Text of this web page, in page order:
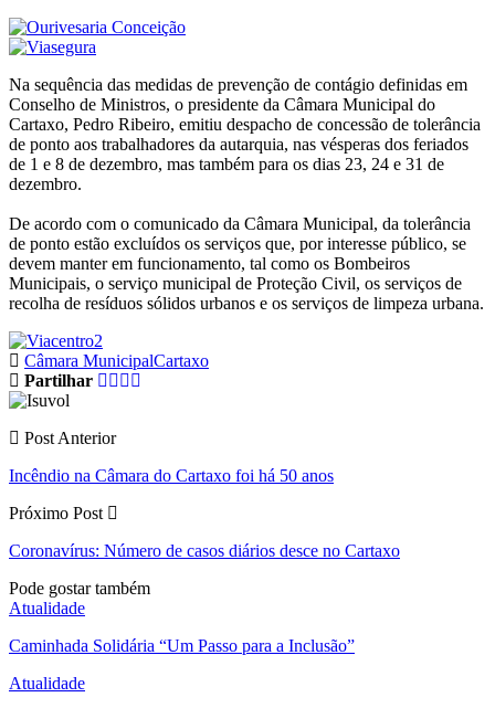
Na sequência das medidas de prevenção de contágio definidas em
Conselho de Ministros, o presidente da Câmara Municipal do
Cartaxo, Pedro Ribeiro, emitiu despacho de concessão de tolerância
de ponto aos trabalhadores da autarquia, nas vésperas dos feriados
de 1 e 8 de dezembro, mas também para os dias 23, 24 e 31 de
dezembro.
De acordo com o comunicado da Câmara Municipal, da tolerância
de ponto estão excluídos os serviços que, por interesse público, se
devem manter em funcionamento, tal como os Bombeiros
Municipais, o serviço municipal de Proteção Civil, os serviços de
recolha de resíduos sólidos urbanos e os serviços de limpeza urbana.
Câmara MunicipalCartaxo
Partilhar
Post Anterior
Incêndio na Câmara do Cartaxo foi há 50 anos
Próximo Post
Coronavírus: Número de casos diários desce no Cartaxo
Pode gostar também
Atualidade
Caminhada Solidária “Um Passo para a Inclusão”
Atualidade